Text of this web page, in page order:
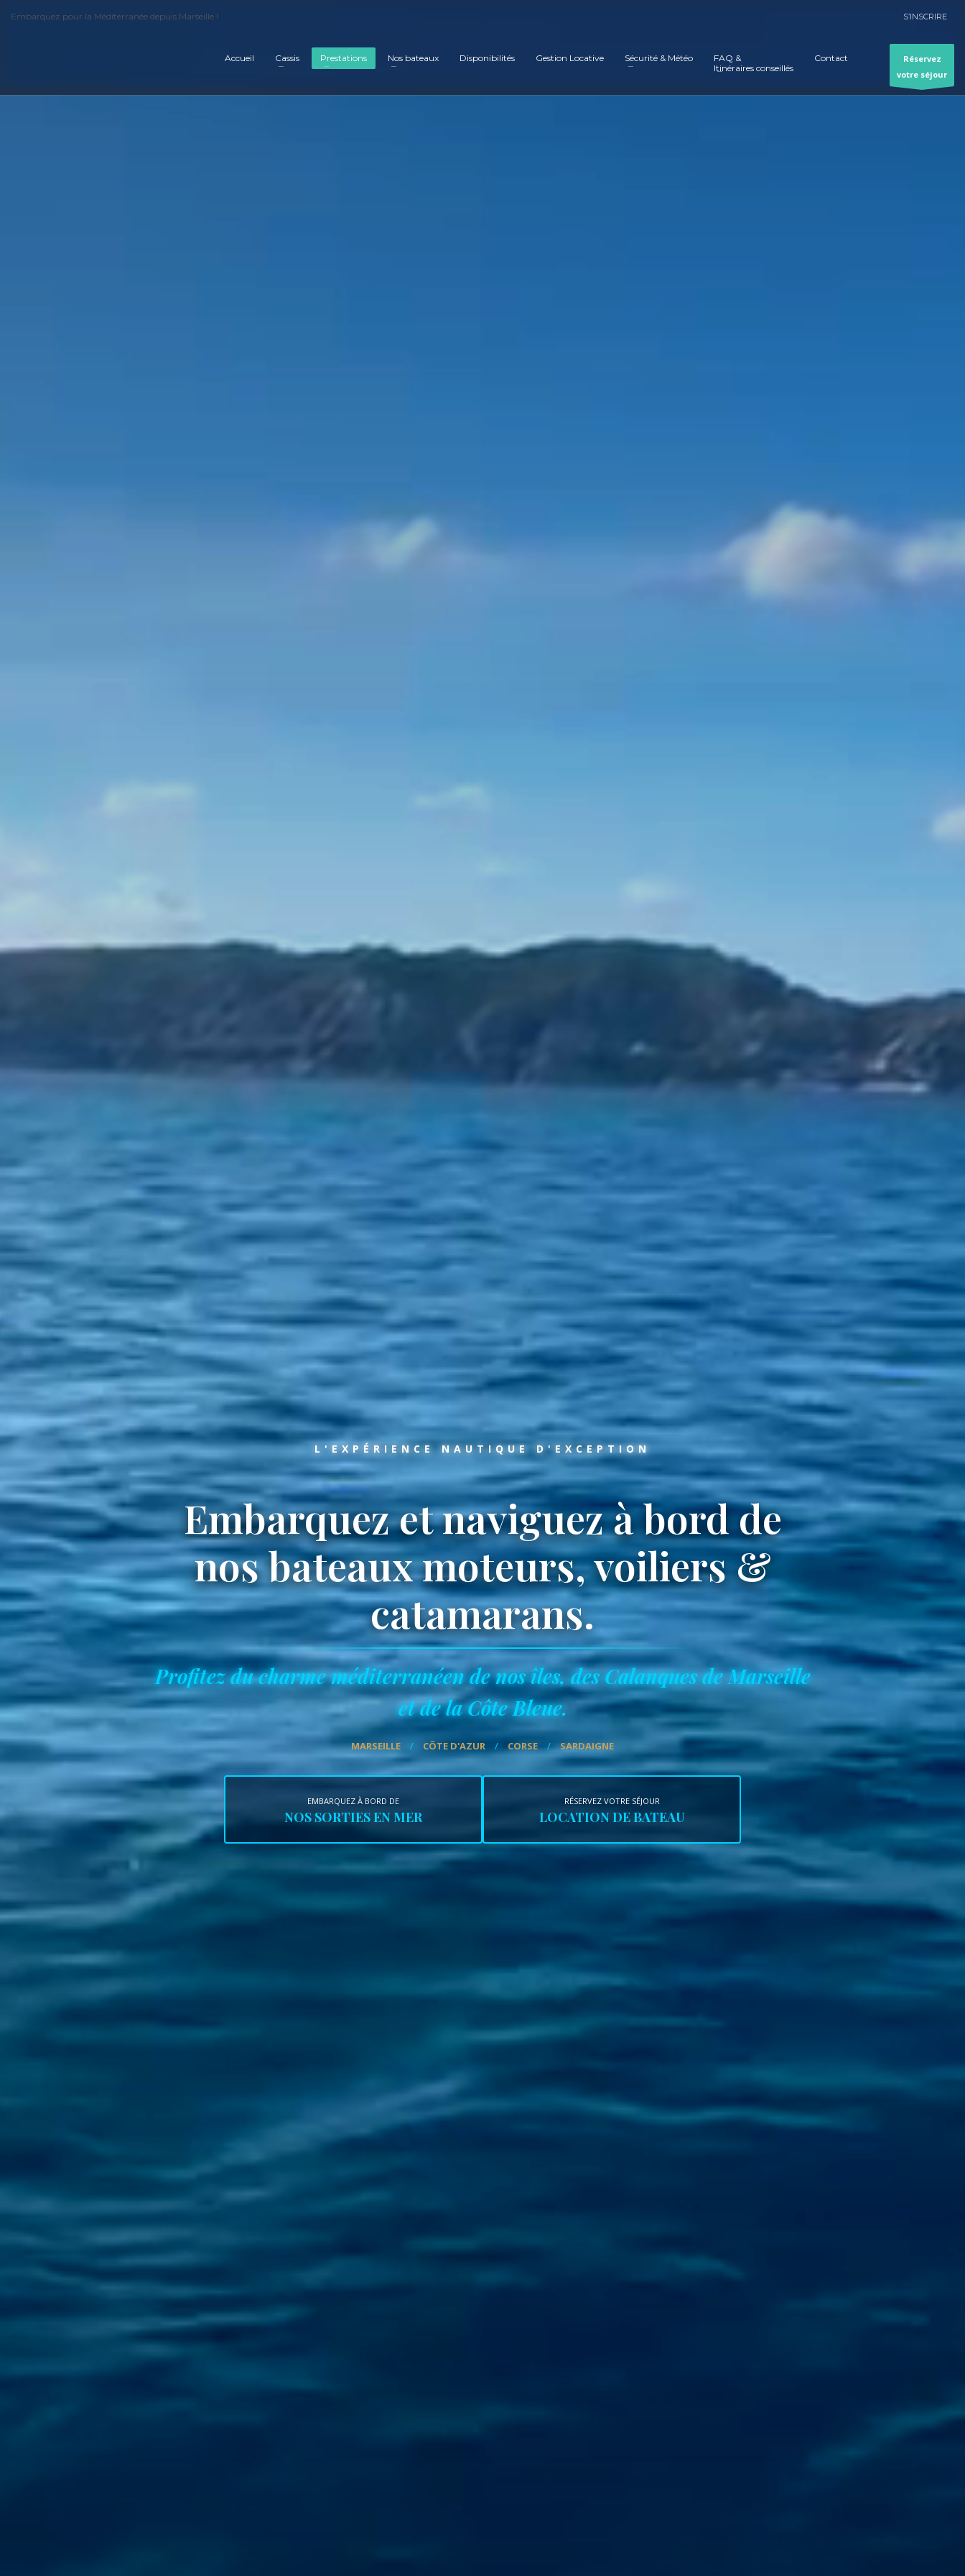
Embarquez pour la Méditerranée depuis Marseille ! S’INSCRIRE
Accueil Cassis Prestations Nos bateaux Disponibilités Gestion Locative Sécurité & Météo
FAQ &
Itinéraires conseillés
Contact
Réservez
votre séjour
L'EXPÉRIENCE NAUTIQUE D'EXCEPTION
Embarquez et naviguez à bord de
nos bateaux moteurs, voiliers &
catamarans.
Profitez du charme méditerranéen de nos îles, des Calanques de Marseille
et de la Côte Bleue.
MARSEILLE / CÔTE D'AZUR / CORSE / SARDAIGNE
EMBARQUEZ À BORD DE
NOS SORTIES EN MER
RÉSERVEZ VOTRE SÉJOUR
LOCATION DE BATEAU